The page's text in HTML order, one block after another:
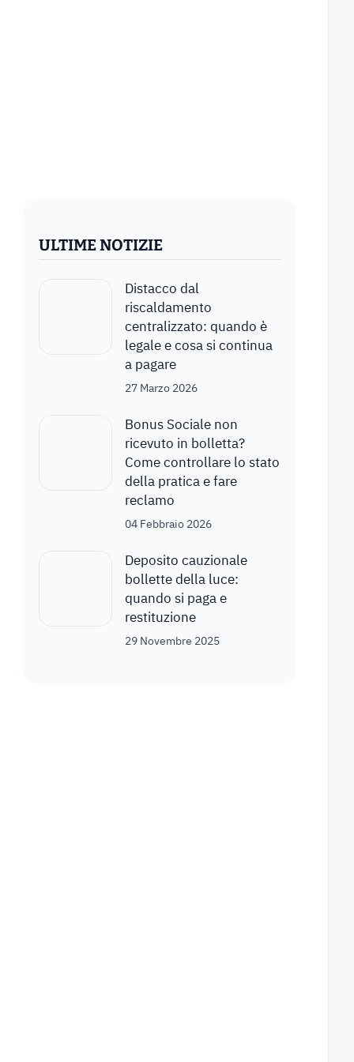
ULTIME NOTIZIE
Distacco dal
riscaldamento
centralizzato: quando è
legale e cosa si continua
a pagare
27 Marzo 2026
Bonus Sociale non
ricevuto in bolletta?
Come controllare lo stato
della pratica e fare
reclamo
04 Febbraio 2026
Deposito cauzionale
bollette della luce:
quando si paga e
restituzione
29 Novembre 2025